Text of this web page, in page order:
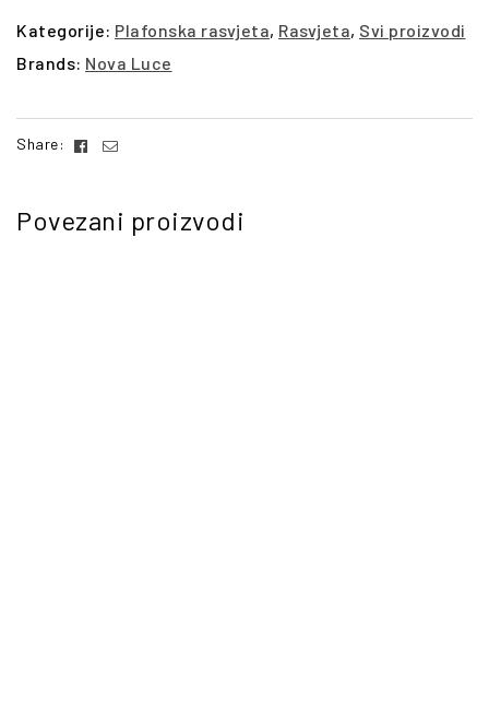
Kategorije: Plafonska rasvjeta, Rasvjeta, Svi proizvodi
Brands: Nova Luce
Share: Facebook
Email
Povezani proizvodi